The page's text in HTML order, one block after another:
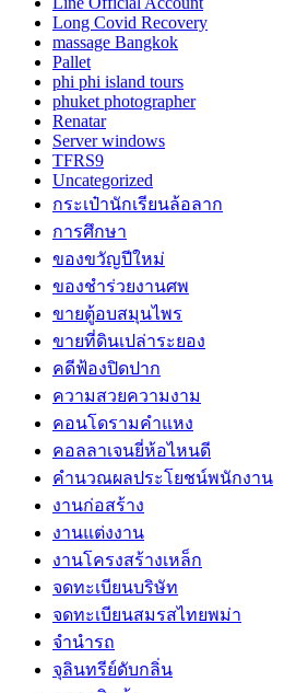
Long Covid Recovery
massage Bangkok
Pallet
phi phi island tours
phuket photographer
Renatar
Server windows
TFRS9
Uncategorized
กระเป๋านักเรียนล้อลาก
การศึกษา
ของขวัญปีใหม่
ของชำร่วยงานศพ
ขายตู้อบสมุนไพร
ขายที่ดินเปล่าระยอง
คดีฟ้องปิดปาก
ความสวยความงาม
คอนโดรามคำแหง
คอลลาเจนยี่ห้อไหนดี
คำนวณผลประโยชน์พนักงาน
งานก่อสร้าง
งานแต่งงาน
งานโครงสร้างเหล็ก
จดทะเบียนบริษัท
จดทะเบียนสมรสไทยพม่า
จำนำรถ
จุลินทรีย์ดับกลิ่น